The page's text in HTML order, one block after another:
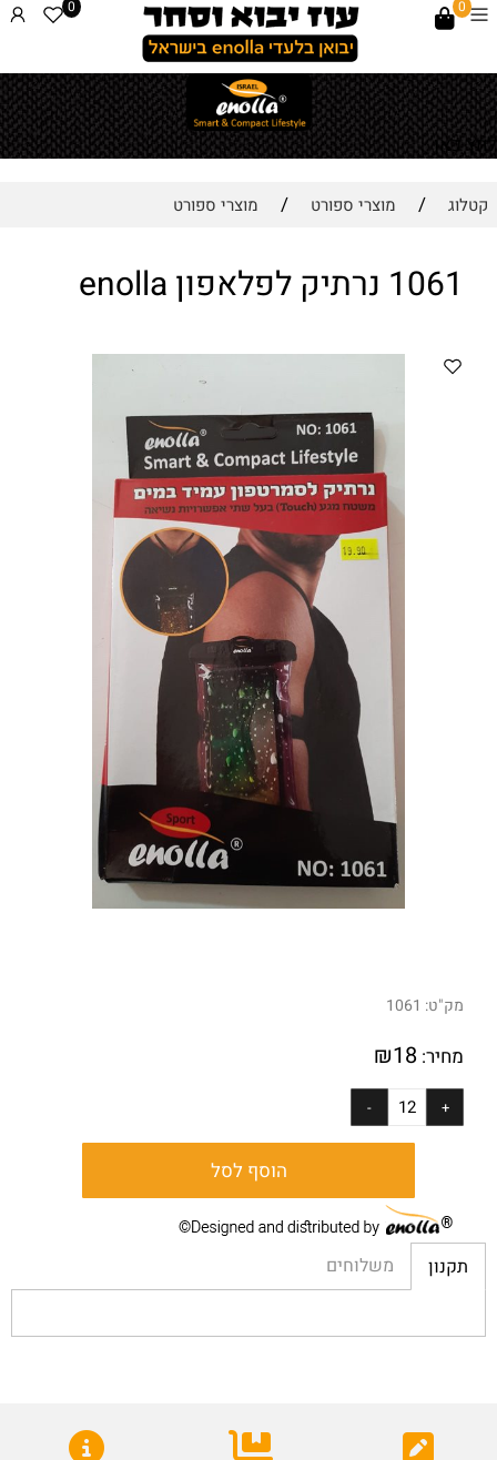
לחץ כאן
0
0
קטלוג / מוצרי ספורט / מוצרי ספורט
1061 נרתיק לפלאפון enolla
מק"ט: 1061
מחיר: ₪18
הוסף לסל
תקנון משלוחים